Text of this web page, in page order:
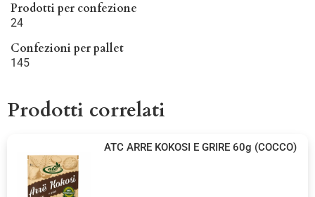
Prodotti per confezione
24
Confezioni per pallet
145
Prodotti correlati
ATC ARRE KOKOSI E GRIRE 60g (COCCO)